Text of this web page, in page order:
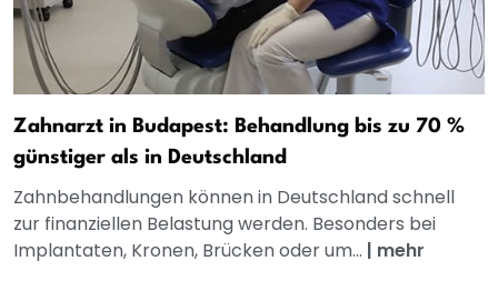
Zahnarzt in Budapest: Behandlung bis zu 70 %
günstiger als in Deutschland
Zahnbehandlungen können in Deutschland schnell
zur finanziellen Belastung werden. Besonders bei
Implantaten, Kronen, Brücken oder um... | mehr